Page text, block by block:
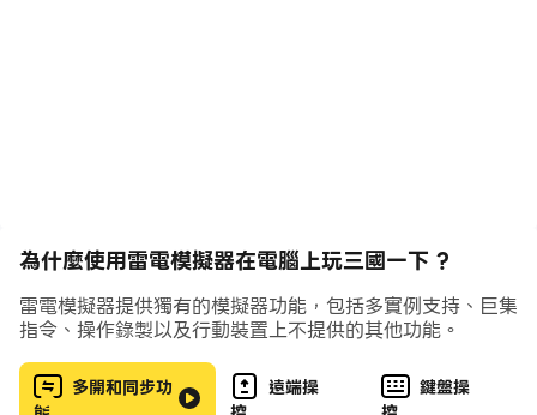
為什麼使用雷電模擬器在電腦上玩三國一下 ?
雷電模擬器提供獨有的模擬器功能，包括多實例支持、巨集
指令、操作錄製以及行動裝置上不提供的其他功能。
多開和同步功
遠端操
鍵盤操